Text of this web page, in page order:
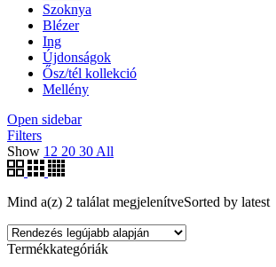
Szoknya
Blézer
Ing
Újdonságok
Ősz/tél kollekció
Mellény
Open sidebar
Filters
Show 12 20 30 All
Mind a(z) 2 találat megjelenítveSorted by latest
Termékkategóriák